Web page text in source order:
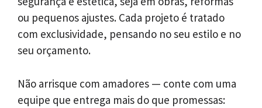
ou pequenos ajustes. Cada projeto é tratado
com exclusividade, pensando no seu estilo e no
seu orçamento.
Não arrisque com amadores — conte com uma
equipe que entrega mais do que promessas: